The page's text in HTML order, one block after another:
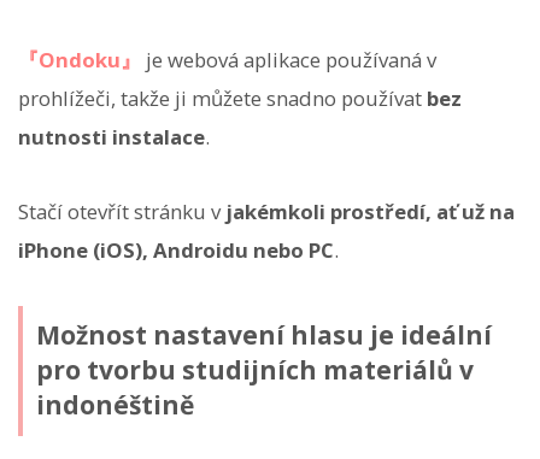
『Ondoku』
je webová aplikace používaná v
prohlížeči, takže ji můžete snadno používat bez
nutnosti instalace.
Stačí otevřít stránku v jakémkoli prostředí, ať už na
iPhone (iOS), Androidu nebo PC.
Možnost nastavení hlasu je ideální
pro tvorbu studijních materiálů v
indonéštině